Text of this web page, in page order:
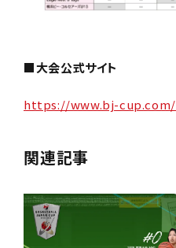
■大会公式サイト
https://www.bj-
関連記事